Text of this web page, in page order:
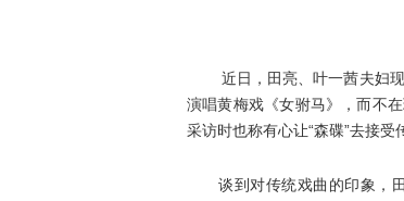
近日，田亮、叶一茜夫妇现
演唱黄梅戏《女驸马》，而不
采访时也称有心让“森碟”去接受
谈到对传统戏曲的印象，田